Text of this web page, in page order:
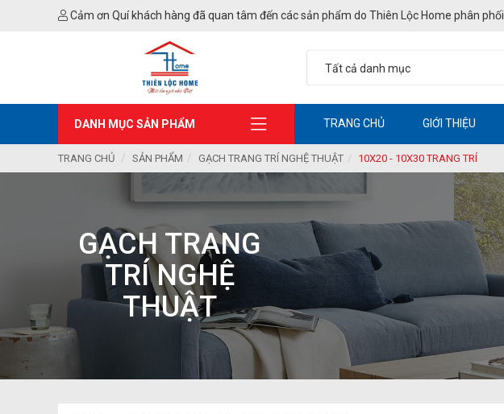
Cảm ơn Quí khách hàng đã quan tâm đến các sản phẩm do Thiên Lộc Home phân phối.
DANH MỤC SẢN PHẨM TRANG CHỦ GIỚI THIỆU
TRANG CHỦ SẢN PHẨM GẠCH TRANG TRÍ NGHỆ THUẬT 10X20 - 10X30 TRANG TRÍ
GẠCH TRANG
TRÍ NGHỆ
THUẬT